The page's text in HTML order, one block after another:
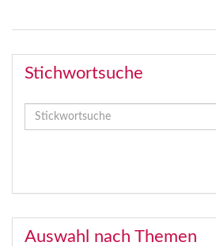
Stichwortsuche
Auswahl nach Themen